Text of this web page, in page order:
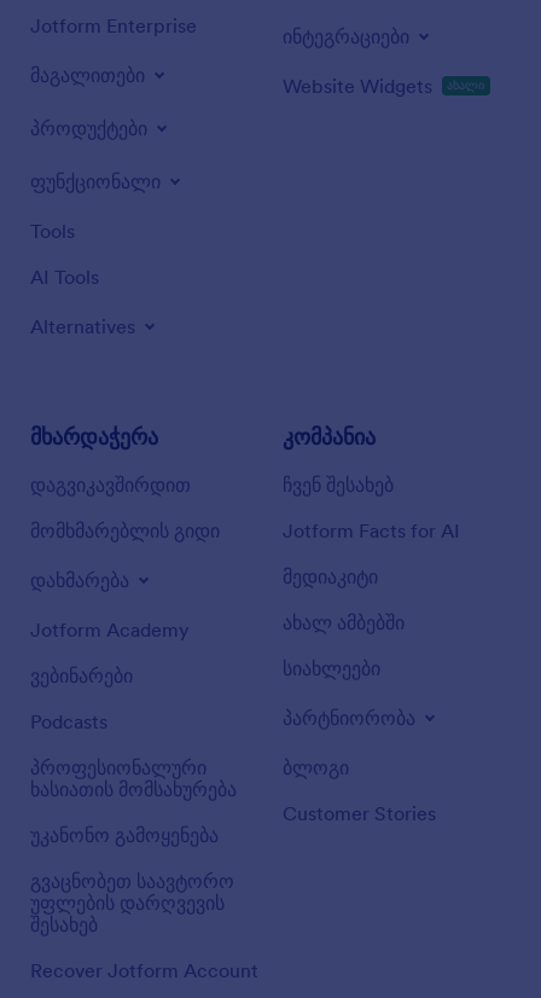
Jotform Enterprise
მაგალითები
პროდუქტები
ფუნქციონალი
Tools
AI Tools
Alternatives
ინტეგრაციები
Website Widgets ახალი
მხარდაჭერა
დაგვიკავშირდით
მომხმარებლის გიდი
დახმარება
Jotform Academy
ვებინარები
Podcasts
პროფესიონალური
ხასიათის მომსახურება
უკანონო გამოყენება
გვაცნობეთ საავტორო
უფლების დარღვევის
შესახებ
Recover Jotform Account
კომპანია
ჩვენ შესახებ
Jotform Facts for AI
მედიაკიტი
ახალ ამბებში
სიახლეები
პარტნიორობა
ბლოგი
Customer Stories